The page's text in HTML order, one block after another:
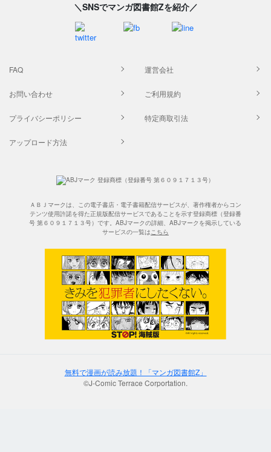
＼SNSでマンガ図書館Zを紹介／
FAQ 運営会社
お問い合わせ ご利用規約
プライバシーポリシー 特定商取引法
アップロード方法
ＡＢＪマークは、この電子書店・電子書籍配信サービスが、著作権者からコン
テンツ使用許諾を得た正規版配信サービスであることを示す登録商標（登録番
号 第６０９１７１３号）です。ABJマークの詳細、ABJマークを掲示している
サービスの一覧はこちら
無料で漫画が読み放題！「マンガ図書館Z」
©J-Comic Terrace Corportation.